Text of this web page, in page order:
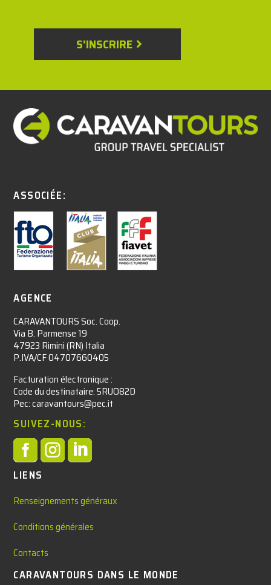
S'INSCRIRE
ASSOCIÉE:
AGENCE
CARAVANTOURS Soc. Coop.
Via B. Parmense 19
47923 Rimini (RN) Italia
P.IVA/CF 04707660405
Facturation électronique :​
Code du destinataire: 5RUO82D
Pec: caravantours@pec.it
SUIVEZ-NOUS:

LIENS
Renseignements généraux
Conditions générales
Contacts
CARAVANTOURS DANS LE MONDE